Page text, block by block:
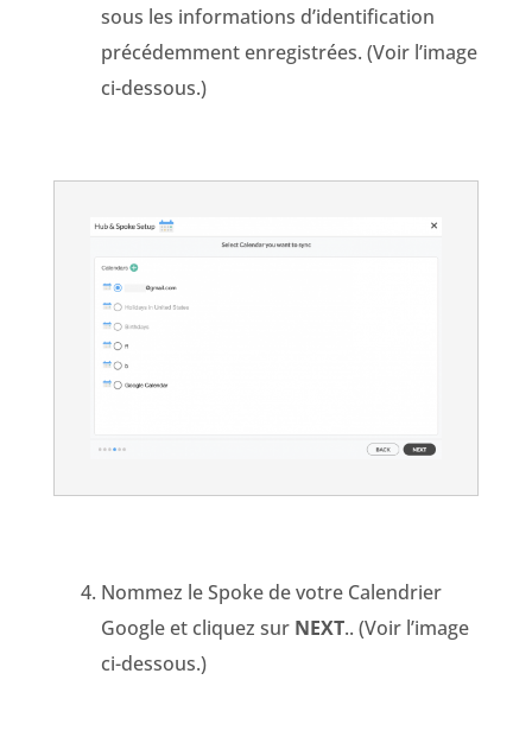
sous les informations d’identification
précédemment enregistrées. (Voir l’image
ci-dessous.)
Nommez le Spoke de votre Calendrier
Google et cliquez sur NEXT.. (Voir l’image
ci-dessous.)